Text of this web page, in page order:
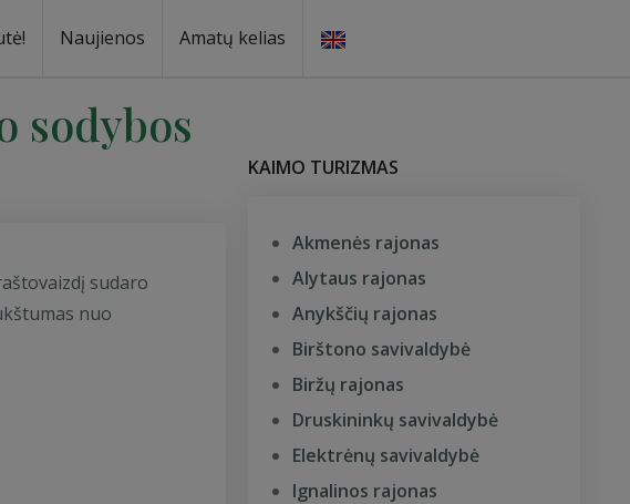
Naujienos Amatų kelias
sodybos
sudaro
nuo
KAIMO TURIZMAS
Akmenės rajonas
Alytaus rajonas
Anykščių rajonas
Birštono savivaldybė
Biržų rajonas
Druskininkų savivaldybė
Elektrėnų savivaldybė
Ignalinos rajonas